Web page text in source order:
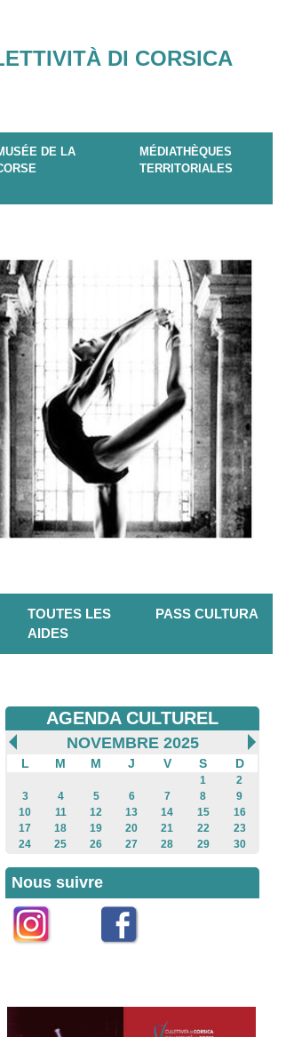
DI CORSICA
DE LA
MÉDIATHÈQUES
TERRITORIALES
TOUTES LES
AIDES
PASS CULTURA
AGENDA CULTUREL
NOVEMBRE 2025
L M M J V S D
1
2
3
4 5 6 7 8
9
10
11 12 13 14 15
16
17
18 19 20 21 22
23
24
25 26 27 28 29 30
Nous suivre